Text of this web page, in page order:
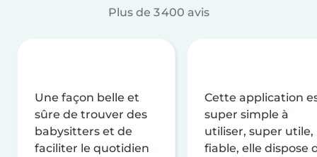
Plus de 3 400 avis
Une façon belle et
sûre de trouver des
babysitters et de
faciliter le quotidien
Cette application
super simple à
utiliser, super utile,
fiable, elle dispose